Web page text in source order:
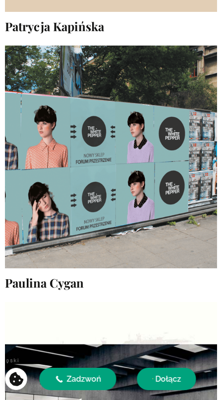
Patrycja Kapińska
Paulina Cygan
Zadzwoń Dołącz